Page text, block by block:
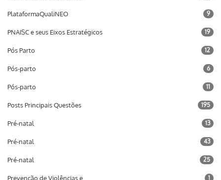
PlataformaQualiNEO 9
PNAISC e seus Eixos Estratégicos 19
Pós Parto 12
Pós-parto 6
Pós-parto 11
Posts Principais Questões 195
Pré-natal 13
Pré-natal 43
Pré-natal 25
Prevenção de Violências e
1